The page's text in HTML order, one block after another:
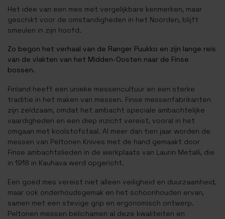
Het idee van een mes met vergelijkbare kenmerken, maar
geschikt voor de omstandigheden in het Noorden, blijft
smeulen in zijn hoofd.
Zo begon het verhaal van de Ranger Puukko en zijn lange reis
van de vlakten van het Midden-Oosten naar de Finse
bossen.
Finland heeft een unieke messencultuur en een sterke
traditie in het maken van messen. Finse messenfabrikanten
zijn zeldzaam, omdat het ambacht speciale ambachtelijke
vaardigheden en een diep inzicht vereist, vooral in het
omgaan met koolstofstaal. Al meer dan tien jaar worden de
messen van Peltonen Knives met de hand gemaakt door
Finse ambachtslieden in de werkplaats van Laurin Metalli, die
in 1918 in Kauhava werd opgericht.
Een goed mes vereist niet alleen veiligheid en duurzaamheid,
maar ook onderhoudsgemak en het schoonhouden ervan,
samen met een stevige grip en ergonomisch ontwerp.
Peltonen messen belichamen al deze kwaliteiten en